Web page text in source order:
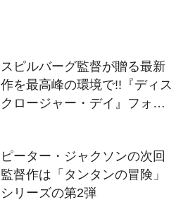
スピルバーグ監督が贈る最新
作を最高峰の環境で!!『ディス
クロージャー・デイ』フォー
ピーター・ジャクソンの次回
監督作は「タンタンの冒険」
シリーズの第2弾